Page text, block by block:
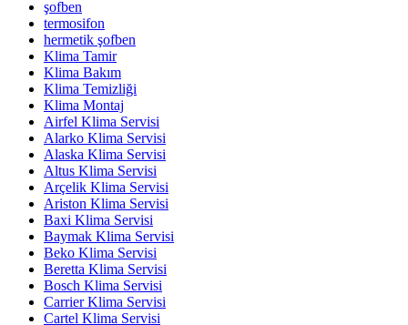
şofben
termosifon
hermetik şofben
Klima Tamir
Klima Bakım
Klima Temizliği
Klima Montaj
Airfel Klima Servisi
Alarko Klima Servisi
Alaska Klima Servisi
Altus Klima Servisi
Arçelik Klima Servisi
Ariston Klima Servisi
Baxi Klima Servisi
Baymak Klima Servisi
Beko Klima Servisi
Beretta Klima Servisi
Bosch Klima Servisi
Carrier Klima Servisi
Cartel Klima Servisi